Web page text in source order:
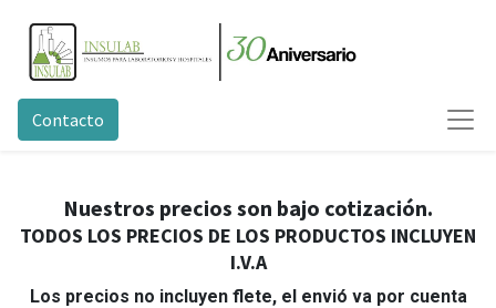
Contacto
Nuestros precios son bajo cotización.
TODOS LOS PRECIOS DE LOS PRODUCTOS INCLUYEN
I.V.A
Los precios no incluyen flete, el envió va por cuenta